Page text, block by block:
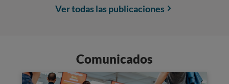
Ver todas las publicaciones
Comunicados